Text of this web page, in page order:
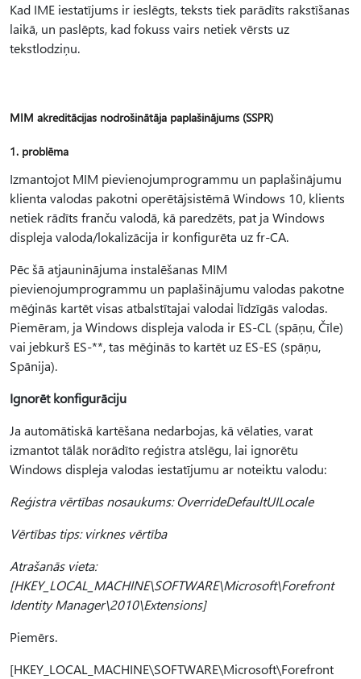
Kad IME iestatījums ir ieslēgts, teksts tiek parādīts rakstīšanas
laikā, un paslēpts, kad fokuss vairs netiek vērsts uz
tekstlodziņu.
MIM akreditācijas nodrošinātāja paplašinājums (SSPR)
1. problēma
Izmantojot MIM pievienojumprogrammu un paplašinājumu
klienta valodas pakotni operētājsistēmā Windows 10, klients
netiek rādīts franču valodā, kā paredzēts, pat ja Windows
displeja valoda/lokalizācija ir konfigurēta uz fr-CA.
Pēc šā atjauninājuma instalēšanas MIM
pievienojumprogrammu un paplašinājumu valodas pakotne
mēģinās kartēt visas atbalstītajai valodai līdzīgās valodas.
Piemēram, ja Windows displeja valoda ir ES-CL (spāņu, Čīle)
vai jebkurš ES-**, tas mēģinās to kartēt uz ES-ES (spāņu,
Spānija).
Ignorēt konfigurāciju
Ja automātiskā kartēšana nedarbojas, kā vēlaties, varat
izmantot tālāk norādīto reģistra atslēgu, lai ignorētu
Windows displeja valodas iestatījumu ar noteiktu valodu:
Reģistra vērtības nosaukums: OverrideDefaultUILocale
Vērtības tips: virknes vērtība
Atrašanās vieta:
[HKEY_LOCAL_MACHINE\SOFTWARE\Microsoft\Forefront
Identity Manager\2010\Extensions]
Piemērs.
[HKEY_LOCAL_MACHINE\SOFTWARE\Microsoft\Forefront